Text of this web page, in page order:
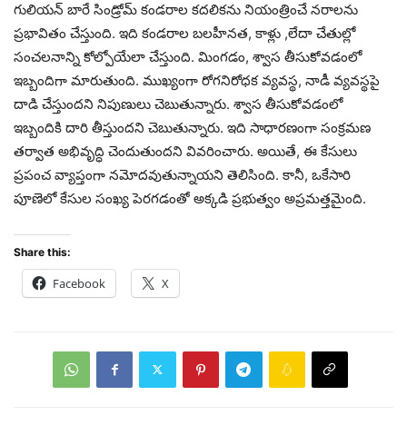
గులియన్ బారే సిండ్రోమ్ కండరాల కదలికను నియంత్రించే నరాలను
ప్రభావితం చేస్తుంది. ఇది కండరాల బలహీనత, కాళ్లు ,లేదా చేతుల్లో
సంచలనాన్ని కోల్పోయేలా చేస్తుంది. మింగడం, శ్వాస తీసుకోవడంలో
ఇబ్బందిగా మారుతుంది. ముఖ్యంగా రోగనిరోధక వ్యవస్థ, నాడీ వ్యవస్థపై
దాడి చేస్తుందని నిపుణులు చెబుతున్నారు. శ్వాస తీసుకోవడంలో
ఇబ్బందికి దారి తీస్తుందని చెబుతున్నారు. ఇది సాధారణంగా సంక్రమణ
తర్వాత అభివృద్ధి చెందుతుందని వివరించారు. అయితే, ఈ కేసులు
ప్రపంచ వ్యాప్తంగా నమోదవుతున్నాయని తెలిసింది. కానీ, ఒకేసారి
పూణెలో కేసుల సంఖ్య పెరగడంతో అక్కడి ప్రభుత్వం అప్రమత్తమైంది.
Share this:
Facebook X